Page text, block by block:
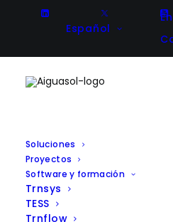
Español
Soluciones
Proyectos
Software y formación
Trnsys
TESS
Trnflow